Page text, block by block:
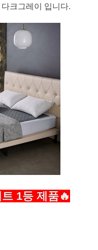
크그레이 입니다.
1등 제품🔥